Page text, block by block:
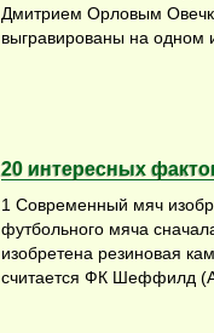
Дмитрием Орловым
выгравированы на одном
20 интересных
1 Современный мяч
футбольного мяча
изобретена резиновая
считается ФК Шеффилд